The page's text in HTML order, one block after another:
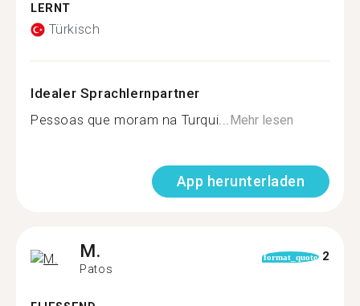
LERNT
Türkisch
Idealer Sprachlernpartner
Pessoas que moram na Turqui...Mehr lesen
App herunterladen
M.
Patos
format_quote 2